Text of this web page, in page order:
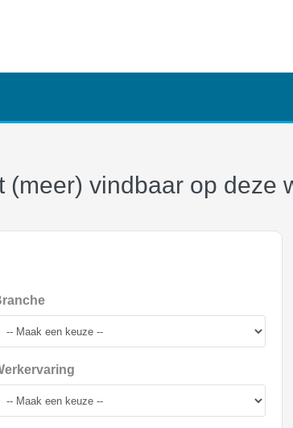
vindbaar op deze